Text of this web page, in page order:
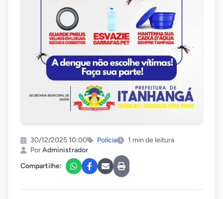
30/12/2025 10:00 Polícia
1 min de leitura
PorAdministrador
Compartilhe: